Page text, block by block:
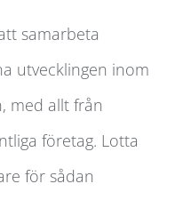
av skoglig
samarbeta
utvecklingen inom
med allt från
företag. Lotta
för sådan